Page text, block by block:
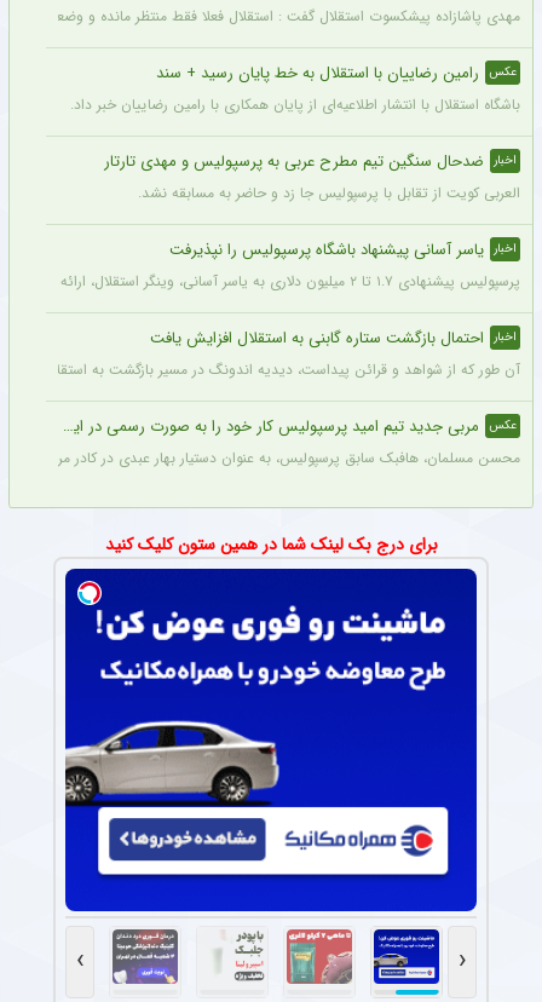
مهدی پاشازاده پیشکسوت استقلال گفت : استقلال فعلا فقط منتظر مانده و وضعیت
عکس رامین رضاییان با استقلال به خط پایان رسید + سند
باشگاه استقلال با انتشار اطلاعیه‌ای از پایان همکاری با رامین رضاییان خبر داد.
اخبار ضدحال سنگین تیم مطرح عربی به پرسپولیس و مهدی تارتار
العربی کویت از تقابل با پرسپولیس جا زد و حاضر به مسابقه نشد.
اخبار یاسر آسانی پیشنهاد باشگاه پرسپولیس را نپذیرفت
پرسپولیس پیشنهادی ۱.۷ تا ۲ میلیون دلاری به یاسر آسانی، وینگر استقلال، ارائه کرد، اما او نپذیرفت. آسانی تأکید کرد در فوتبال ایران فقط برای استقلال بازی خواهد کرد.
اخبار احتمال بازگشت ستاره گابنی به استقلال افزایش یافت
آن طور که از شواهد و قرائن پیداست، دیدیه اندونگ در مسیر بازگشت به استقلال قرار
عکس مربی جدید تیم امید پرسپولیس کار خود را به صورت رسمی در این باشگاه آغاز کرد + عکس
محسن مسلمان، هافبک سابق پرسپولیس، به عنوان دستیار بهار عبدی در کادر مربیگری
برای درج بک لینک شما در همین ستون کلیک کنید
‹
›